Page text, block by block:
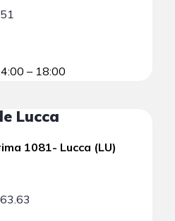
– 18:00
Lucca
1081- Lucca (LU)